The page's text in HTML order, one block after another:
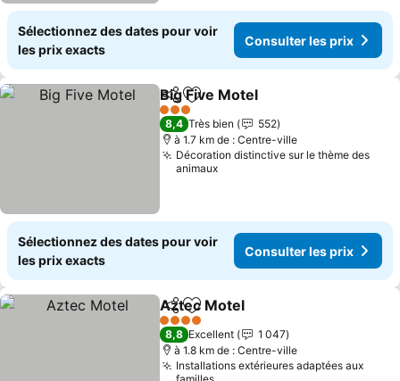
Sélectionnez des dates pour voir
les prix exacts
Consulter les prix
PartagerAjouter à mes favoris
Big Five Motel
3 Étoiles
8,4 Très bien
552
à 1.7 km de : Centre-ville
Décoration distinctive sur le thème des
animaux
Sélectionnez des dates pour voir
les prix exacts
Consulter les prix
PartagerAjouter à mes favoris
Aztec Motel
4 Étoiles
8,8 Excellent
1 047
à 1.8 km de : Centre-ville
Installations extérieures adaptées aux